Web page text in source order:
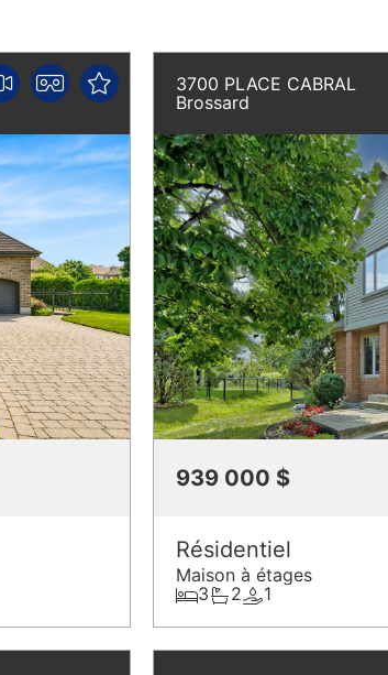
3700 PLACE CABRAL
Brossard
939 000 $
Résidentiel
Maison à étages
3
2 1